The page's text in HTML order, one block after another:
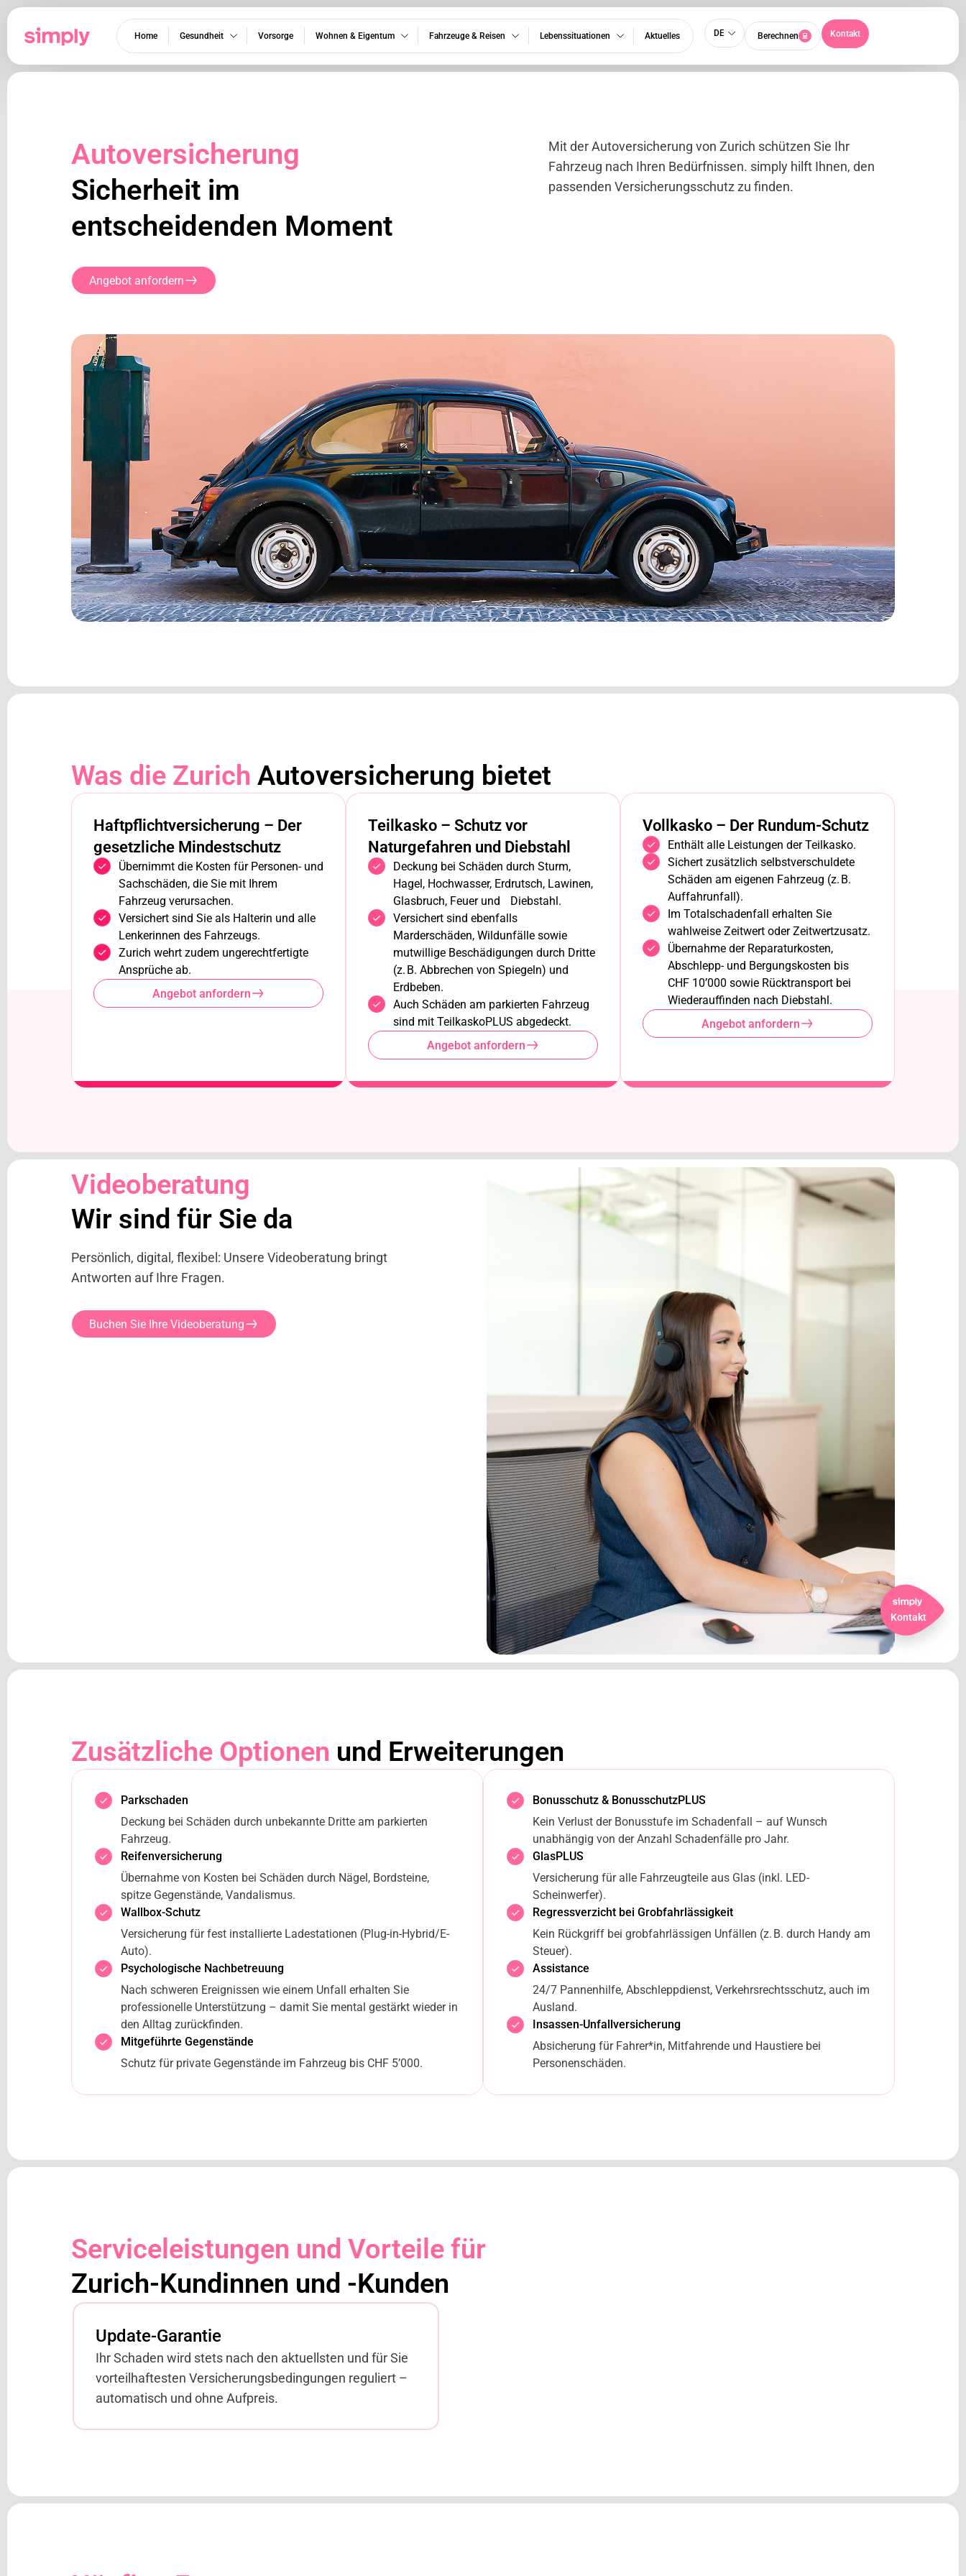
Home Gesundheit Vorsorge Wohnen & Eigentum Fahrzeuge & Reisen Lebenssituationen Aktuelles DE Berechnen Kontakt
Autoversicherung
Sicherheit im
entscheidenden Moment
Mit der Autoversicherung von Zurich schützen Sie Ihr
Fahrzeug nach Ihren Bedürfnissen. simply hilft Ihnen, den
passenden Versicherungsschutz zu finden.
Angebot anfordern
Was die Zurich Autoversicherung bietet
Haftpflichtversicherung – Der
gesetzliche Mindestschutz
Übernimmt die Kosten für Personen- und
Sachschäden, die Sie mit Ihrem
Fahrzeug verursachen.
Versichert sind Sie als Halterin und alle
Lenkerinnen des Fahrzeugs.
Zurich wehrt zudem ungerechtfertigte
Ansprüche ab.
Angebot anfordern
Teilkasko – Schutz vor
Naturgefahren und Diebstahl
Deckung bei Schäden durch Sturm,
Hagel, Hochwasser, Erdrutsch, Lawinen,
Glasbruch, Feuer und Diebstahl.
Versichert sind ebenfalls
Marderschäden, Wildunfälle sowie
mutwillige Beschädigungen durch Dritte
(z. B. Abbrechen von Spiegeln) und
Erdbeben.
Auch Schäden am parkierten Fahrzeug
sind mit TeilkaskoPLUS abgedeckt.
Angebot anfordern
Vollkasko – Der Rundum-Schutz
Enthält alle Leistungen der Teilkasko.
Sichert zusätzlich selbstverschuldete
Schäden am eigenen Fahrzeug (z. B.
Auffahrunfall).
Im Totalschadenfall erhalten Sie
wahlweise Zeitwert oder Zeitwertzusatz.
Übernahme der Reparaturkosten,
Abschlepp- und Bergungskosten bis
CHF 10’000 sowie Rücktransport bei
Wiederauffinden nach Diebstahl.
Angebot anfordern
Videoberatung
Wir sind für Sie da
Persönlich, digital, flexibel: Unsere Videoberatung bringt
Antworten auf Ihre Fragen.
Buchen Sie Ihre Videoberatung
Zusätzliche Optionen und Erweiterungen
Parkschaden
Deckung bei Schäden durch unbekannte Dritte am parkierten
Fahrzeug.
Reifenversicherung
Übernahme von Kosten bei Schäden durch Nägel, Bordsteine,
spitze Gegenstände, Vandalismus.
Wallbox-Schutz
Versicherung für fest installierte Ladestationen (Plug-in-Hybrid/E-
Auto).
Psychologische Nachbetreuung
Nach schweren Ereignissen wie einem Unfall erhalten Sie
professionelle Unterstützung – damit Sie mental gestärkt wieder in
den Alltag zurückfinden.
Mitgeführte Gegenstände
Schutz für private Gegenstände im Fahrzeug bis CHF 5’000.
Bonusschutz & BonusschutzPLUS
Kein Verlust der Bonusstufe im Schadenfall – auf Wunsch
unabhängig von der Anzahl Schadenfälle pro Jahr.
GlasPLUS
Versicherung für alle Fahrzeugteile aus Glas (inkl. LED-
Scheinwerfer).
Regressverzicht bei Grobfahrlässigkeit
Kein Rückgriff bei grobfahrlässigen Unfällen (z. B. durch Handy am
Steuer).
Assistance
24/7 Pannenhilfe, Abschleppdienst, Verkehrsrechtsschutz, auch im
Ausland.
Insassen-Unfallversicherung
Absicherung für Fahrer*in, Mitfahrende und Haustiere bei
Personenschäden.
Serviceleistungen und Vorteile für
Zurich-Kundinnen und -Kunden
Update-Garantie
Ihr Schaden wird stets nach den aktuellsten und für Sie
vorteilhaftesten Versicherungsbedingungen reguliert –
automatisch und ohne Aufpreis.
Kontakt